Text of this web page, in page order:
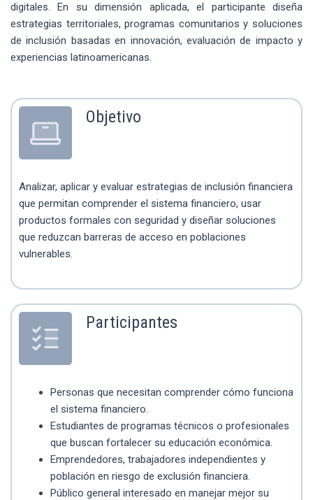
digitales. En su dimensión aplicada, el participante diseña
estrategias territoriales, programas comunitarios y soluciones
de inclusión basadas en innovación, evaluación de impacto y
experiencias latinoamericanas.
Objetivo
Analizar, aplicar y evaluar estrategias de inclusión financiera
que permitan comprender el sistema financiero, usar
productos formales con seguridad y diseñar soluciones
que reduzcan barreras de acceso en poblaciones
vulnerables.
Participantes
Personas que necesitan comprender cómo funciona
el sistema financiero.
Estudiantes de programas técnicos o profesionales
que buscan fortalecer su educación económica.
Emprendedores, trabajadores independientes y
población en riesgo de exclusión financiera.
Público general interesado en manejar mejor su